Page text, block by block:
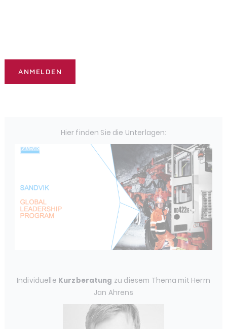
Hier finden Sie die Unterlagen:
Individuelle Kurzberatung zu diesem Thema mit Herrn
Jan Ahrens